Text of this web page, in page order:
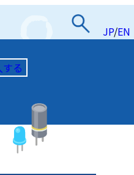
JP/EN
る